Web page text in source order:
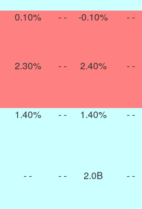
0.10% - - -0.10% - -
2.30% - - 2.40% - -
1.40% - - 1.40% - -
- - - - 2.0B - -